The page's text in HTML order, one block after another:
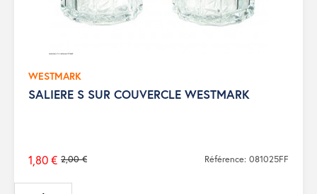
WESTMARK
SALIERE S SUR COUVERCLE WESTMARK
Prix
de
2,00 €
1,80 € Référence: 081025FF